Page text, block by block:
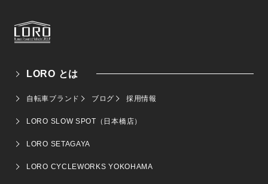
LORO とは
自転車ブランド ブログ 採用情報
LORO SLOW SPOT（日本橋店）
LORO SETAGAYA
LORO CYCLEWORKS YOKOHAMA